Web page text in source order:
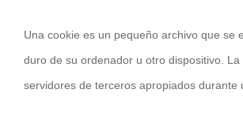
Una cookie es un pequeño archivo que se
duro de su ordenador u otro dispositivo.
servidores de terceros apropiados durante